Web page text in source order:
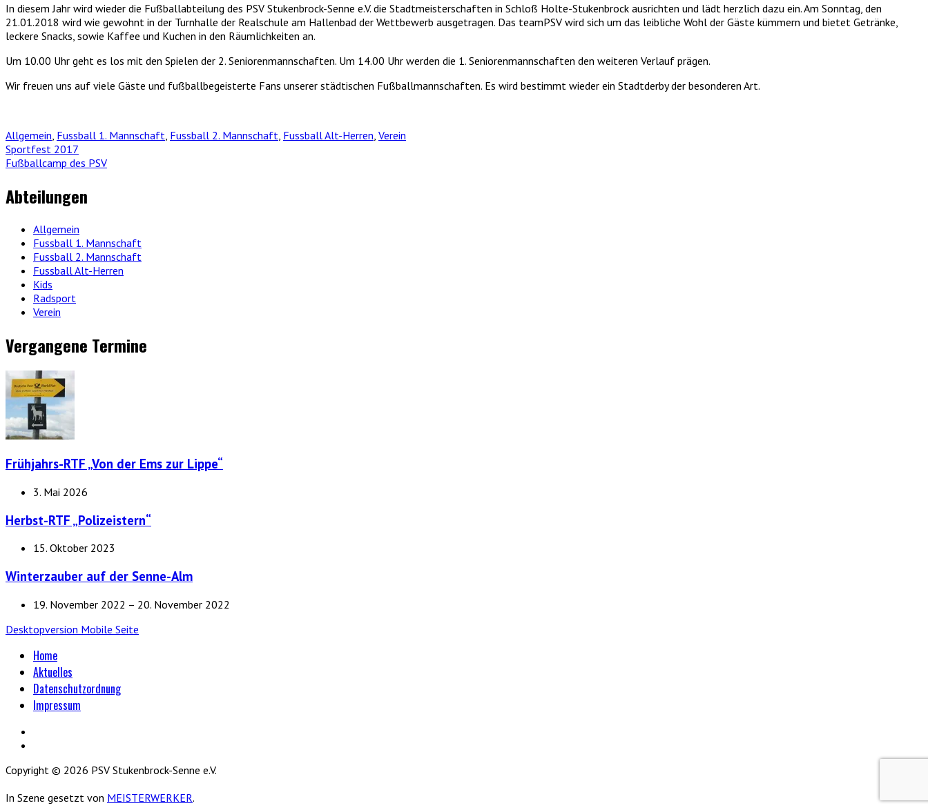
In diesem Jahr wird wieder die Fußballabteilung des PSV Stukenbrock-Senne e.V. die Stadtmeisterschaften in Schloß Holte-Stukenbrock ausrichten und lädt herzlich dazu ein. Am Sonntag, den
21.01.2018 wird wie gewohnt in der Turnhalle der Realschule am Hallenbad der Wettbewerb ausgetragen. Das teamPSV wird sich um das leibliche Wohl der Gäste kümmern und bietet Getränke,
leckere Snacks, sowie Kaffee und Kuchen in den Räumlichkeiten an.
Um 10.00 Uhr geht es los mit den Spielen der 2. Seniorenmannschaften. Um 14.00 Uhr werden die 1. Seniorenmannschaften den weiteren Verlauf prägen.
Wir freuen uns auf viele Gäste und fußballbegeisterte Fans unserer städtischen Fußballmannschaften. Es wird bestimmt wieder ein Stadtderby der besonderen Art.
Allgemein Fussball 1. Mannschaft Fussball 2. Mannschaft Fussball Alt-Herren Verein
Sportfest 2017
Fußballcamp des PSV
Abteilungen
Allgemein
Fussball 1. Mannschaft
Fussball 2. Mannschaft
Fussball Alt-Herren
Kids
Radsport
Verein
Vergangene Termine
Frühjahrs-RTF „Von der Ems zur Lippe“
3. Mai 2026
Herbst-RTF „Polizeistern“
15. Oktober 2023
Winterzauber auf der Senne-Alm
19. November 2022 – 20. November 2022
Desktopversion Mobile Seite
Home
Aktuelles
Datenschutzordnung
Impressum
Copyright © 2026 PSV Stukenbrock-Senne e.V.
In Szene gesetzt von MEISTERWERKER.